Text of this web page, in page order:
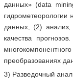
данных» (data
гидрометеорологии
данных, (2)
качества
преобразованиях
3) Разведочный